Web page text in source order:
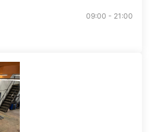
09:00 - 21:00